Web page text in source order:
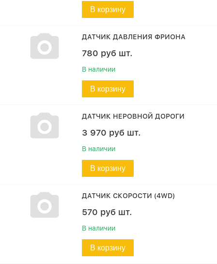
В корзину
ДАТЧИК ДАВЛЕНИЯ ФРИОНА
780 руб шт.
В наличии
В корзину
ДАТЧИК НЕРОВНОЙ ДОРОГИ
3 970 руб шт.
В наличии
В корзину
ДАТЧИК СКОРОСТИ (4WD)
570 руб шт.
В наличии
В корзину